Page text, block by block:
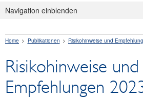
Navigation einblenden
Makroprudenzielle Aufsicht
Publikationen
Presseaussendungen
Home Publikationen Risikohinweise und
Risikohinweise und
Empfehlungen